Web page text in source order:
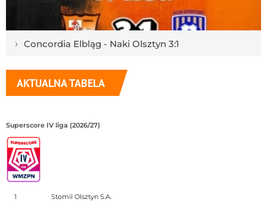
› Concordia Elbląg - Naki Olsztyn 3:1
AKTUALNA TABELA
Superscore IV liga (2026/27)
1
Stomil Olsztyn S.A.